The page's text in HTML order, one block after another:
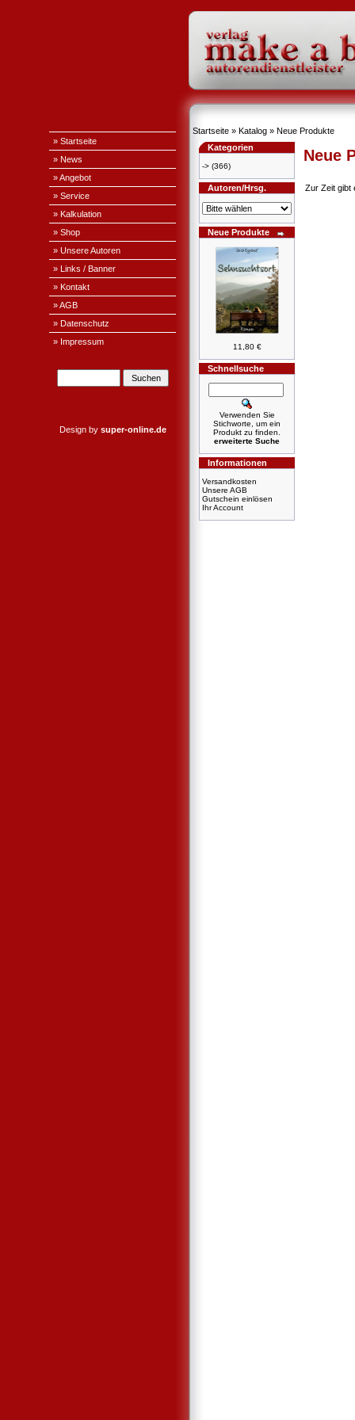
» Startseite
» News
» Angebot
» Service
» Kalkulation
» Shop
» Unsere Autoren
» Links / Banner
» Kontakt
» AGB
» Datenschutz
» Impressum
Design by super-online.de
Startseite » Katalog » Neue Produkte
Kategorien
-> (366)
Autoren/Hrsg.
Neue Produkte
11,80 €
Schnellsuche
Verwenden Sie
Stichworte, um ein
Produkt zu finden.
erweiterte Suche
Informationen
Versandkosten
Unsere AGB
Gutschein einlösen
Ihr Account
Neue
Zur Zeit gibt